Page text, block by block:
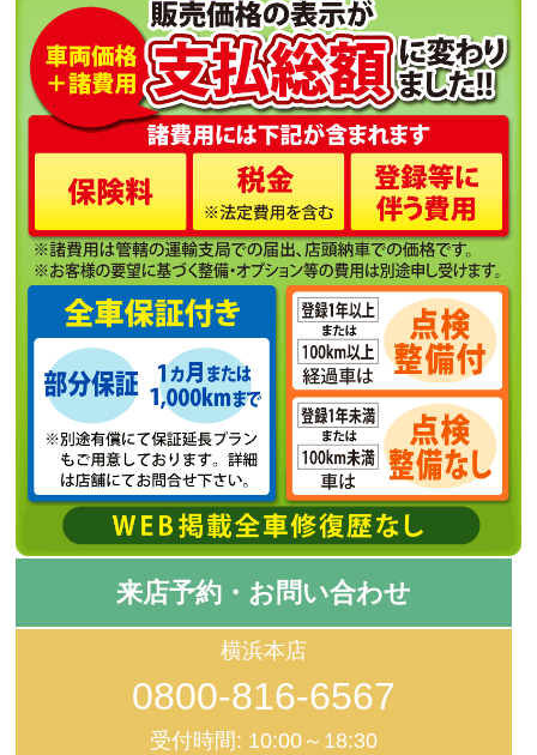
来店予約・お問い合わせ
横浜本店
0800-816-6567
受付時間: 10:00～18:30